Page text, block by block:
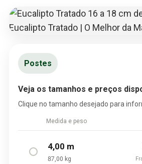
Postes
Veja os tamanhos e preços
Clique no tamanho desejado para
Medida e peso
4,00 m
87,00 kg